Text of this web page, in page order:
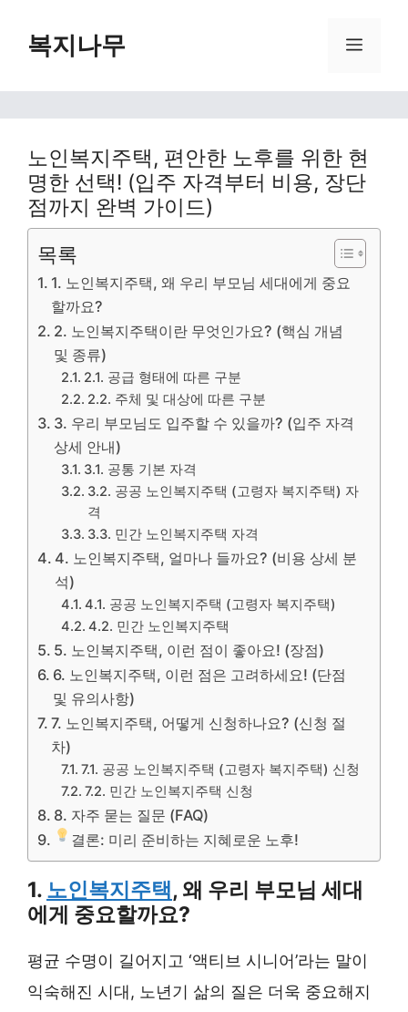
복지나무 Menu
노인복지주택, 편안한 노후를 위한 현
명한 선택! (입주 자격부터 비용, 장단
점까지 완벽 가이드)
목록
1. 노인복지주택, 왜 우리 부모님 세대에게 중요
할까요?
2. 노인복지주택이란 무엇인가요? (핵심 개념
및 종류)
2.1. 공급 형태에 따른 구분
2.2. 주체 및 대상에 따른 구분
3. 우리 부모님도 입주할 수 있을까? (입주 자격
상세 안내)
3.1. 공통 기본 자격
3.2. 공공 노인복지주택 (고령자 복지주택) 자
격
3.3. 민간 노인복지주택 자격
4. 노인복지주택, 얼마나 들까요? (비용 상세 분
석)
4.1. 공공 노인복지주택 (고령자 복지주택)
4.2. 민간 노인복지주택
5. 노인복지주택, 이런 점이 좋아요! (장점)
6. 노인복지주택, 이런 점은 고려하세요! (단점
및 유의사항)
7. 노인복지주택, 어떻게 신청하나요? (신청 절
차)
7.1. 공공 노인복지주택 (고령자 복지주택) 신청
7.2. 민간 노인복지주택 신청
8. 자주 묻는 질문 (FAQ)
결론: 미리 준비하는 지혜로운 노후!
1. 노인복지주택, 왜 우리 부모님 세대
에게 중요할까요?
평균 수명이 길어지고 ‘액티브 시니어’라는 말이
익숙해진 시대, 노년기 삶의 질은 더욱 중요해지